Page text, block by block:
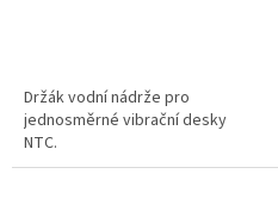
Držák vodní nádrže pro
jednosměrné vibrační desky
NTC.